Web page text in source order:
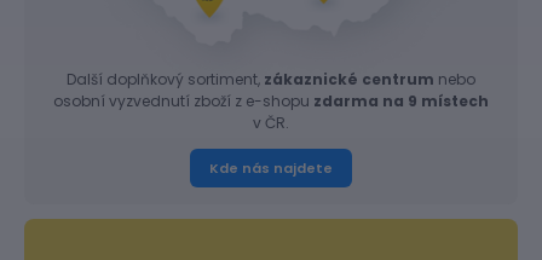
Další doplňkový sortiment, zákaznické centrum nebo
osobní vyzvednutí zboží z e-shopu zdarma na 9 místech
v ČR.
Kde nás najdete